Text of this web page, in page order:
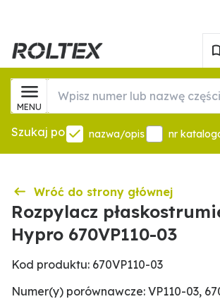
MENU
Szukaj po nazwa/opis nr
Wróć do strony głównej
Rozpylacz
Hypro 670VP110-03
Kod produktu: 670VP110-03
Numer(y) porównawcze: VP110-03,